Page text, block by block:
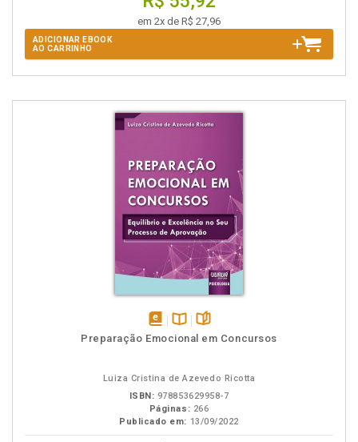
em 2x de R$ 27,96
ADICIONAR EBOOK
AO CARRINHO
disponívelDisponível
páginas
Preparação Emocional em Concursos
Luiza Cristina de Azevedo Ricotta
ISBN: 978853629958-7
Páginas: 266
Publicado em: 13/09/2022